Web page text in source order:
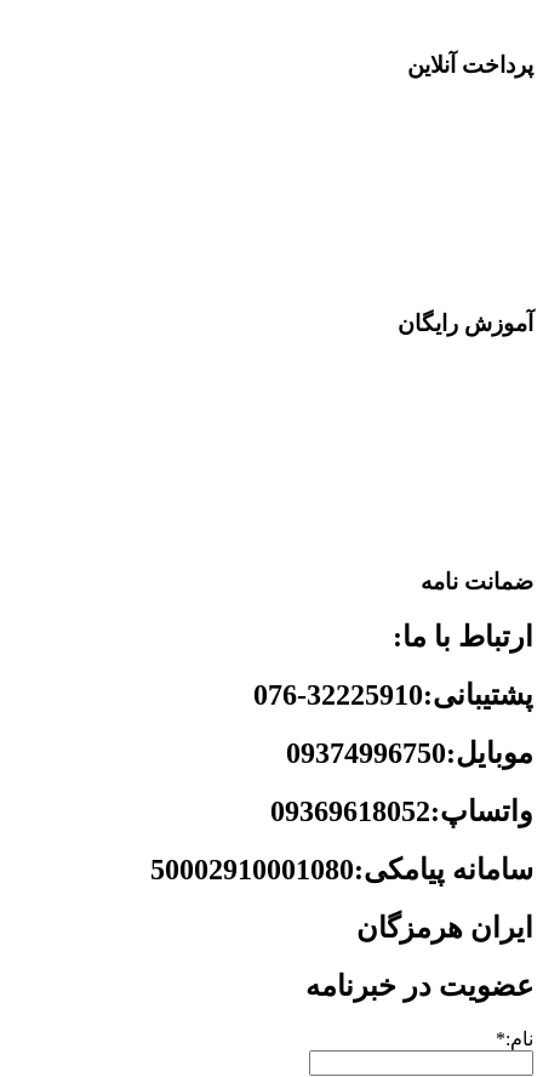
پرداخت آنلاین
آموزش رایگان
ضمانت نامه
ارتباط با ما:
پشتیبانی:32225910-076
موبایل:09374996750
واتساپ:09369618052
سامانه پیامکی:50002910001080
ایران هرمزگان
عضویت در خبرنامه
نام:*